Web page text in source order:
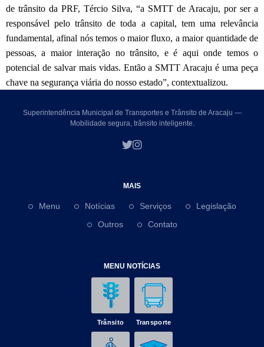
de trânsito da PRF, Tércio Silva, “a SMTT de Aracaju, por ser a
responsável pelo trânsito de toda a capital, tem uma relevância
fundamental, afinal nós temos o maior fluxo, a maior quantidade de
pessoas, a maior interação no trânsito, e é aqui onde temos o
potencial de salvar mais vidas. Então a SMTT Aracaju é uma peça
chave na segurança viária do nosso estado”, contextualizou.
Superintendência Municipal de Transportes e Trânsito de Aracaju —
Mobilidade segura, trânsito inteligente.
MAIS
Menu Notícias Serviços
Legislação
Outros
Contato
MENU NOTÍCIAS
Trânsito Transporte